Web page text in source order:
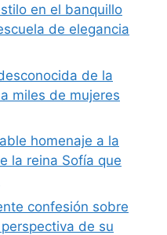
en el banquillo
de elegancia
de la
miles de mujeres
homenaje a la
la reina Sofía que
confesión sobre
de su